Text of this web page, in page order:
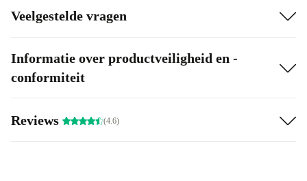
Veelgestelde vragen
Informatie over productveiligheid en -
conformiteit
Reviews (4.6)